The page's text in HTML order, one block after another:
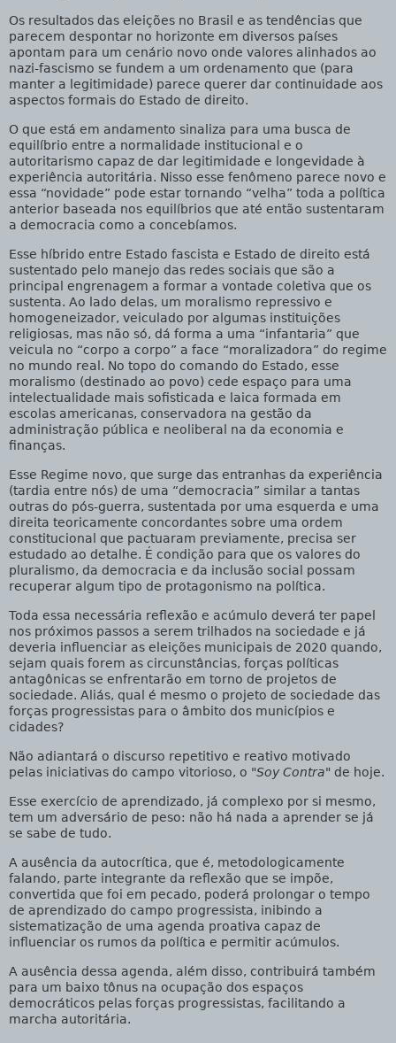
Os resultados das eleições no Brasil e as tendências que
parecem despontar no horizonte em diversos países
apontam para um cenário novo onde valores alinhados ao
nazi-fascismo se fundem a um ordenamento que (para
manter a legitimidade) parece querer dar continuidade aos
aspectos formais do Estado de direito.
O que está em andamento sinaliza para uma busca de
equilíbrio entre a normalidade institucional e o
autoritarismo capaz de dar legitimidade e longevidade à
experiência autoritária. Nisso esse fenômeno parece novo e
essa “novidade” pode estar tornando “velha” toda a política
anterior baseada nos equilíbrios que até então sustentaram
a democracia como a concebíamos.
Esse híbrido entre Estado fascista e Estado de direito está
sustentado pelo manejo das redes sociais que são a
principal engrenagem a formar a vontade coletiva que os
sustenta. Ao lado delas, um moralismo repressivo e
homogeneizador, veiculado por algumas instituições
religiosas, mas não só, dá forma a uma “infantaria” que
veicula no “corpo a corpo” a face “moralizadora” do regime
no mundo real. No topo do comando do Estado, esse
moralismo (destinado ao povo) cede espaço para uma
intelectualidade mais sofisticada e laica formada em
escolas americanas, conservadora na gestão da
administração pública e neoliberal na da economia e
finanças.
Esse Regime novo, que surge das entranhas da experiência
(tardia entre nós) de uma “democracia” similar a tantas
outras do pós-guerra, sustentada por uma esquerda e uma
direita teoricamente concordantes sobre uma ordem
constitucional que pactuaram previamente, precisa ser
estudado ao detalhe. É condição para que os valores do
pluralismo, da democracia e da inclusão social possam
recuperar algum tipo de protagonismo na política.
Toda essa necessária reflexão e acúmulo deverá ter papel
nos próximos passos a serem trilhados na sociedade e já
deveria influenciar as eleições municipais de 2020 quando,
sejam quais forem as circunstâncias, forças políticas
antagônicas se enfrentarão em torno de projetos de
sociedade. Aliás, qual é mesmo o projeto de sociedade das
forças progressistas para o âmbito dos municípios e
cidades?
Não adiantará o discurso repetitivo e reativo motivado
pelas iniciativas do campo vitorioso, o "Soy Contra" de hoje.
Esse exercício de aprendizado, já complexo por si mesmo,
tem um adversário de peso: não há nada a aprender se já
se sabe de tudo.
A ausência da autocrítica, que é, metodologicamente
falando, parte integrante da reflexão que se impõe,
convertida que foi em pecado, poderá prolongar o tempo
de aprendizado do campo progressista, inibindo a
sistematização de uma agenda proativa capaz de
influenciar os rumos da política e permitir acúmulos.
A ausência dessa agenda, além disso, contribuirá também
para um baixo tônus na ocupação dos espaços
democráticos pelas forças progressistas, facilitando a
marcha autoritária.